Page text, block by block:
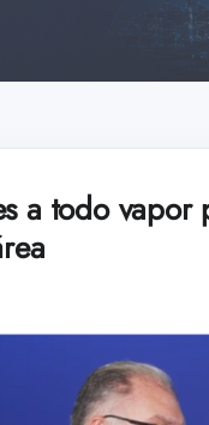
a todo